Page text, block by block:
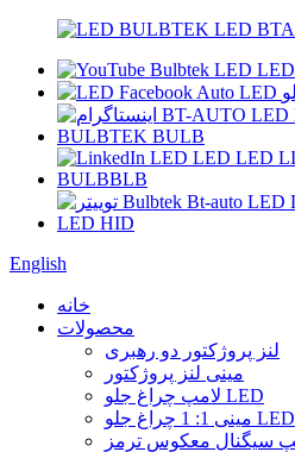
English
خانه
محصولات
لنز پروژکتور دو رهبری
مینی لنز پروژکتور
لامپ چراغ جلو LED
مینی 1: 1 چراغ جلو LED